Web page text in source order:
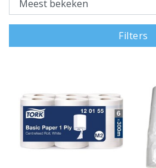
Filters